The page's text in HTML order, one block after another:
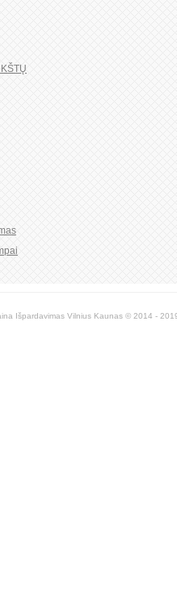
Išpardavimas Vilnius Kaunas © 2014 -